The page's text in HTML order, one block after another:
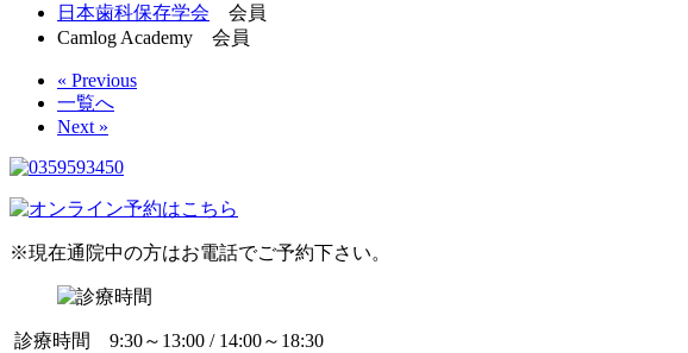
日本歯科保存学会 会員
Camlog Academy 会員
« Previous
一覧へ
Next »
※現在通院中の方はお電話でご予約下さい。
診療時間 9:30～13:00 / 14:00～18:30